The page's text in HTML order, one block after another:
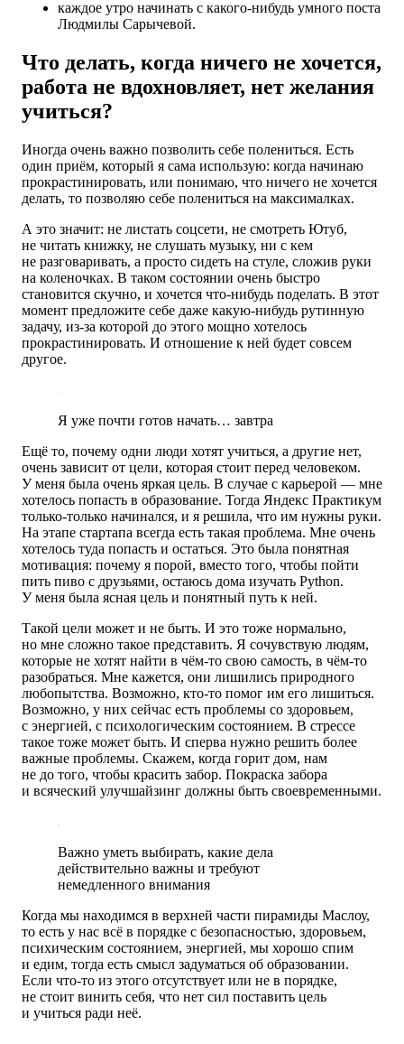
каждое утро начинать с какого-нибудь умного поста
Людмилы Сарычевой.
Что делать, когда ничего не хочется,
работа не вдохновляет, нет желания
учиться?
Иногда очень важно позволить себе полениться. Есть
один приём, который я сама использую: когда начинаю
прокрастинировать, или понимаю, что ничего не хочется
делать, то позволяю себе полениться на максималках.
А это значит: не листать соцсети, не смотреть Ютуб,
не читать книжку, не слушать музыку, ни с кем
не разговаривать, а просто сидеть на стуле, сложив руки
на коленочках. В таком состоянии очень быстро
становится скучно, и хочется что-нибудь поделать. В этот
момент предложите себе даже какую-нибудь рутинную
задачу, из-за которой до этого мощно хотелось
прокрастинировать. И отношение к ней будет совсем
другое.
Я уже почти готов начать… завтра
Ещё то, почему одни люди хотят учиться, а другие нет,
очень зависит от цели, которая стоит перед человеком.
У меня была очень яркая цель. В случае с карьерой — мне
хотелось попасть в образование. Тогда Яндекс Практикум
только-только начинался, и я решила, что им нужны руки.
На этапе стартапа всегда есть такая проблема. Мне очень
хотелось туда попасть и остаться. Это была понятная
мотивация: почему я порой, вместо того, чтобы пойти
пить пиво с друзьями, остаюсь дома изучать Python.
У меня была ясная цель и понятный путь к ней.
Такой цели может и не быть. И это тоже нормально,
но мне сложно такое представить. Я сочувствую людям,
которые не хотят найти в чём-то свою самость, в чём-то
разобраться. Мне кажется, они лишились природного
любопытства. Возможно, кто-то помог им его лишиться.
Возможно, у них сейчас есть проблемы со здоровьем,
с энергией, с психологическим состоянием. В стрессе
такое тоже может быть. И сперва нужно решить более
важные проблемы. Скажем, когда горит дом, нам
не до того, чтобы красить забор. Покраска забора
и всяческий улучшайзинг должны быть своевременными.
Важно уметь выбирать, какие дела
действительно важны и требуют
немедленного внимания
Когда мы находимся в верхней части пирамиды Маслоу,
то есть у нас всё в порядке с безопасностью, здоровьем,
психическим состоянием, энергией, мы хорошо спим
и едим, тогда есть смысл задуматься об образовании.
Если что-то из этого отсутствует или не в порядке,
не стоит винить себя, что нет сил поставить цель
и учиться ради неё.